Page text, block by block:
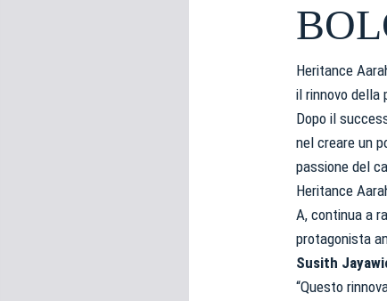
Heritance
il rinnovo della
Dopo il
nel creare un
passione del
Heritance
A, continua a
protagonista
Susith
“Questo